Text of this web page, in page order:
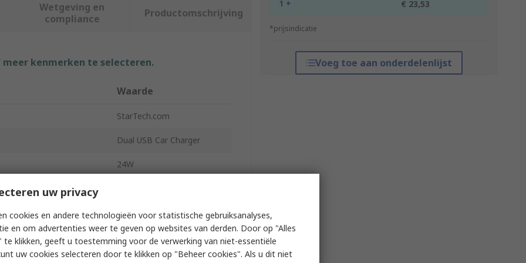
1 + € 23,53
*prijsindicatie
Voeg toe aan onderdelenlijst
Wetgeving en
compliance
Productomschrijving
kenmerken te selecteren.
Waarde
StarTech.com
Dual USB Car Charger
24W
Voltage
Type USB
2.4A
3.1in
uw privacy
cookies en andere technologieën voor statistische gebruiksanalyses,
en om advertenties weer te geven op websites van derden. Door op "Alles
te klikken, geeft u toestemming voor de verwerking van niet-essentiële
uw cookies selecteren door te klikken op "Beheer cookies". Als u dit niet